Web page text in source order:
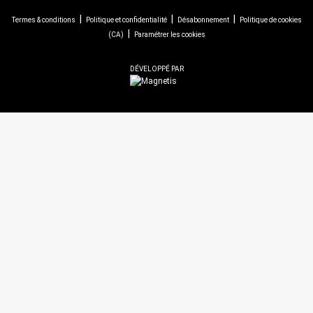
Termes & conditions Politique et confidentialité| Désabonnement|
Politique de cookies
(CA)
Paramétrer les cookies
DÉVELOPPÉ PAR